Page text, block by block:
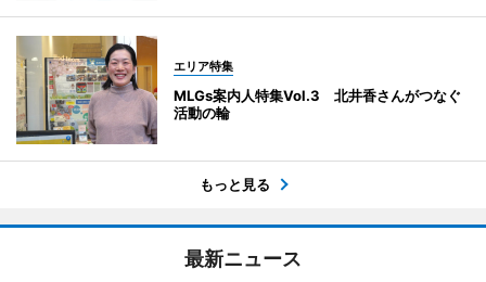
エリア特集
MLGs案内人特集Vol.3 北井香さんがつなぐ
活動の輪
もっと見る
最新ニュース